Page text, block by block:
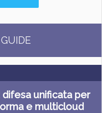
unificata per
e multicloud